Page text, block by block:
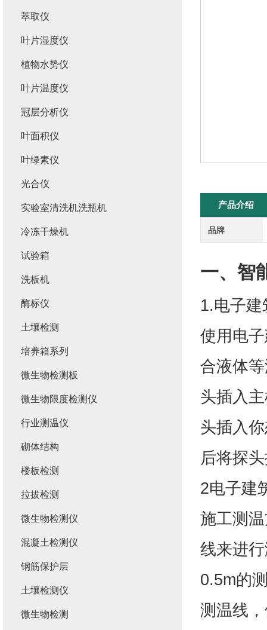
产品介绍
品牌
一、 智
1.电子
使用电
合液体
头插入
头插入
后将探
2电子建
施工测
线来进
0.5m的
测温线
萃取仪
叶片湿度仪
植物水势仪
叶片温度仪
冠层分析仪
叶面积仪
叶绿素仪
光合仪
实验室清洗机洗瓶机
冷冻干燥机
试验箱
洗板机
酶标仪
土壤检测
培养箱系列
微生物检测板
微生物限度检测仪
行业测温仪
砌体结构
楼板检测
拉拔检测
微生物检测仪
混凝土检测仪
钢筋保护层
土壤检测仪
微生物检测